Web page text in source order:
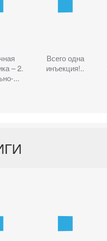
– 2.
...
Всего одна
инъекция!..